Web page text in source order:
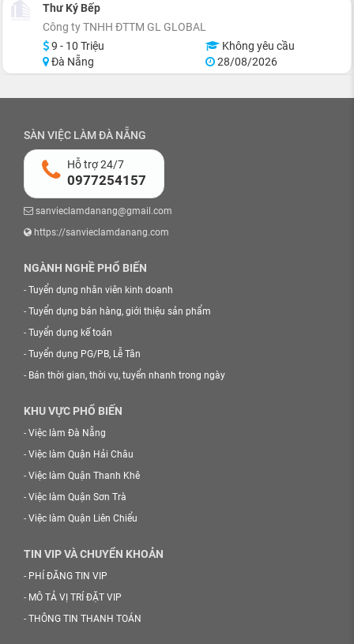
Thư Ký Bếp
Công ty TNHH ĐTTM GL GLOBAL
9 - 10 Triệu
Không yêu cầu
Đà Nẵng
28/08/2026
SÀN VIỆC LÀM ĐÀ NẴNG
Hỗ trợ 24/7
0977254157
sanvieclamdanang@gmail.com
https://sanvieclamdanang.com
NGÀNH NGHỀ PHỔ BIẾN
- Tuyển dụng nhân viên kinh doanh
- Tuyển dụng bán hàng, giới thiệu sản phẩm
- Tuyển dụng kế toán
- Tuyển dụng PG/PB, Lễ Tân
- Bán thời gian, thời vụ, tuyển nhanh trong ngày
KHU VỰC PHỔ BIẾN
- Việc làm Đà Nẵng
- Việc làm Quận Hải Châu
- Việc làm Quận Thanh Khê
- Việc làm Quận Sơn Trà
- Việc làm Quận Liên Chiểu
TIN VIP VÀ CHUYỂN KHOẢN
- PHÍ ĐĂNG TIN VIP
- MÔ TẢ VỊ TRÍ ĐẶT VIP
- THÔNG TIN THANH TOÁN